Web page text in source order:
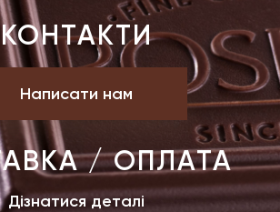
КОНТАКТИ
Написати нам
/ ОПЛАТА
Дізнатися деталі